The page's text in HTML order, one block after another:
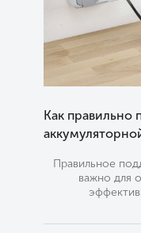
Как правильно
Правильное
важно для